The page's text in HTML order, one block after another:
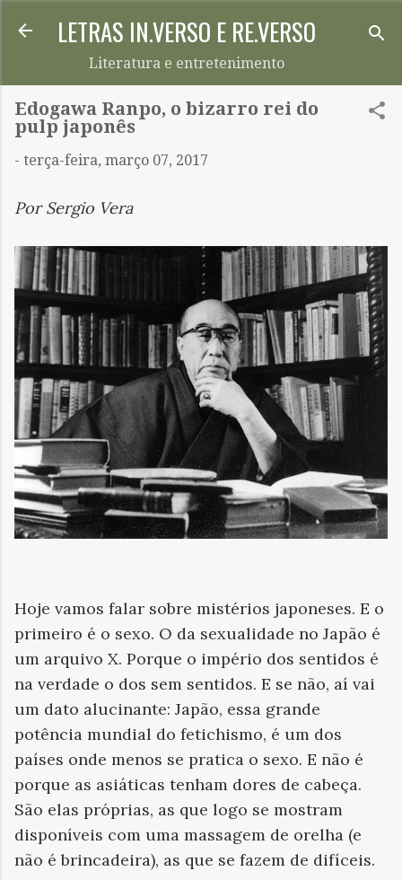
Pular para o conteúdo principal
LETRAS IN.VERSO E RE.VERSO
Literatura e entretenimento
Edogawa Ranpo, o bizarro rei do
pulp japonês
- terça-feira, março 07, 2017
Por Sergio Vera
Hoje vamos falar sobre mistérios japoneses. E o
primeiro é o sexo. O da sexualidade no Japão é
um arquivo X. Porque o império dos sentidos é
na verdade o dos sem sentidos. E se não, aí vai
um dato alucinante: Japão, essa grande
potência mundial do fetichismo, é um dos
países onde menos se pratica o sexo. E não é
porque as asiáticas tenham dores de cabeça.
São elas próprias, as que logo se mostram
disponíveis com uma massagem de orelha (e
não é brincadeira), as que se fazem de difíceis.